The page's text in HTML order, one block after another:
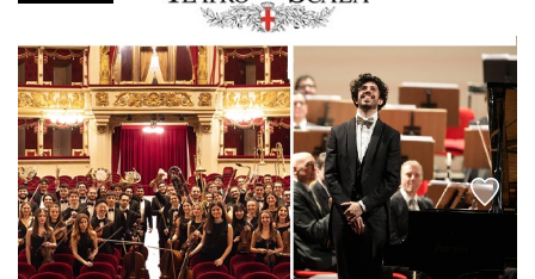
Galatina (LE) - Teatro Cavallino Bianco
posto unico € 11,20